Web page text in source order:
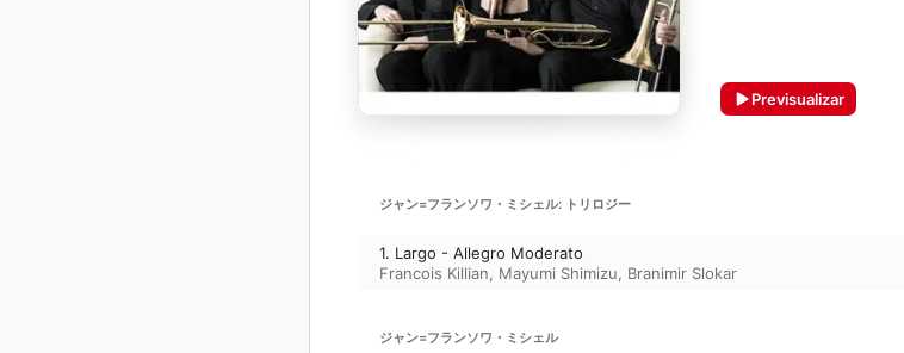
Previsualizar
ジャン=フランソワ・ミシェル: トリロジー
1. Largo - Allegro Moderato
Francois Killian, Mayumi Shimizu, Branimir Slokar
ジャン=フランソワ・ミシェル